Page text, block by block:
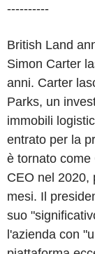
----------
British Land
Simon Carter
anni. Carter
Parks, un
immobili
entrato per la
è tornato
CEO nel 2020,
mesi. Il
suo
l'azienda con